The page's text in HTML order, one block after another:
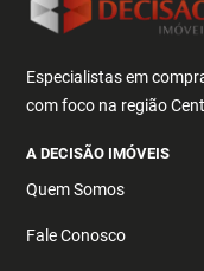
Especialistas em
com foco na região
A DECISÃO IMÓVEIS
Quem Somos
Fale Conosco